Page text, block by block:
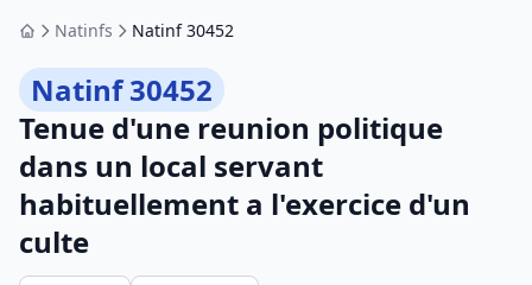
AccueilNatinfs Natinf 30452
Natinf 30452
Tenue d'une reunion politique
dans un local servant
habituellement a l'exercice d'un
culte